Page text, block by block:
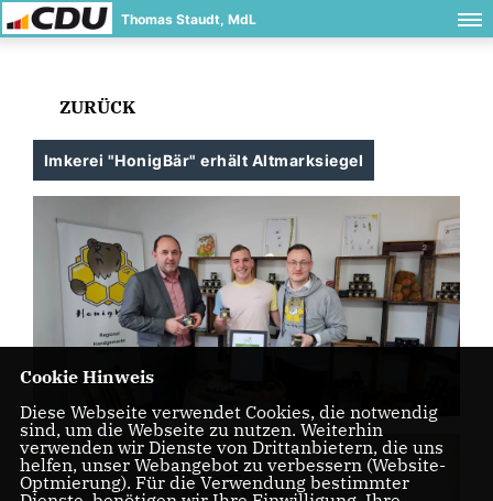
Thomas Staudt, MdL
ZURÜCK
Imkerei "HonigBär" erhält Altmarksiegel
Cookie Hinweis
Diese Webseite verwendet Cookies, die notwendig
sind, um die Webseite zu nutzen. Weiterhin
verwenden wir Dienste von Drittanbietern, die uns
helfen, unser Webangebot zu verbessern (Website-
Optmierung). Für die Verwendung bestimmter